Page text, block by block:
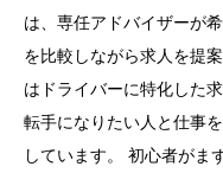
は、専任アドバイザーが
を比較しながら求人を提
はドライバーに特化した
転手になりたい人と仕事
しています。 初心者がま